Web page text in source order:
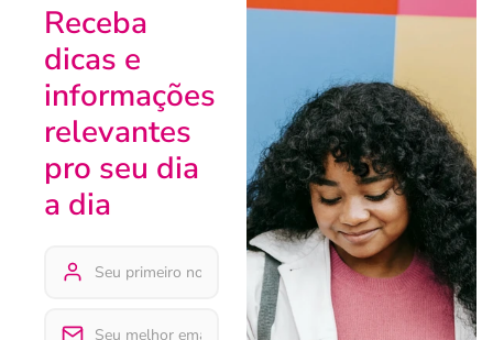
Receba
dicas e
informações
relevantes
pro seu dia
a dia